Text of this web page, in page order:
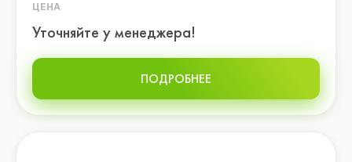
ЦЕНА
Уточняйте у менеджера!
ПОДРОБНЕЕ